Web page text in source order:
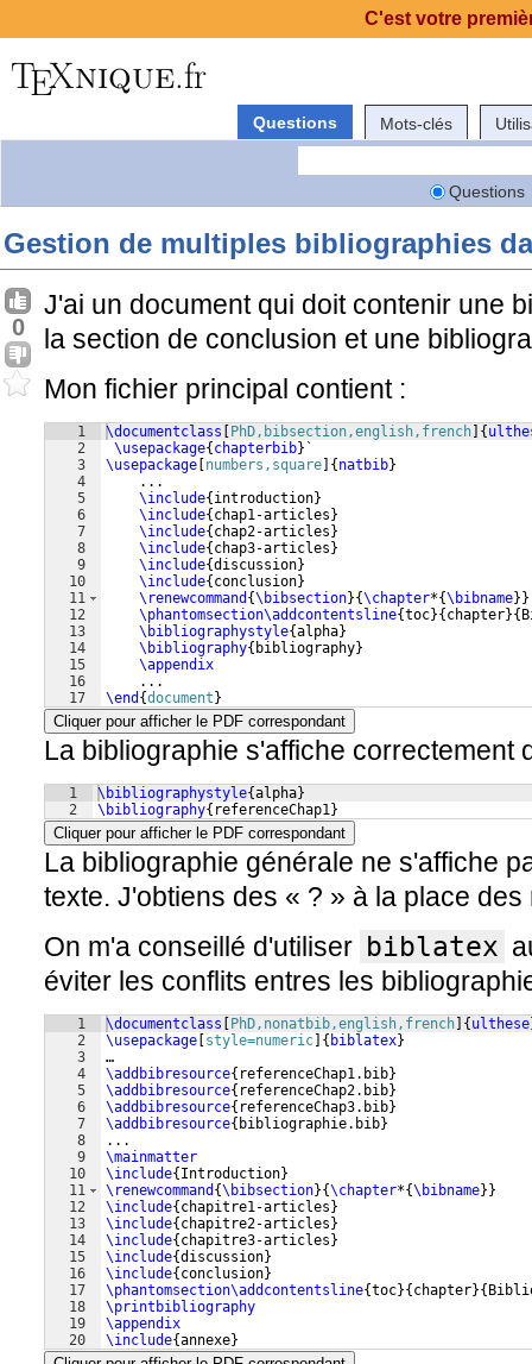
Questions Mots-clés
Questions
Gestion de multiples bibliographies
0
J'ai un document qui doit contenir une
la section de conclusion et une
Mon fichier principal contient :
1
2
3
4
5
6
7
8
9
10
11
12
13
14
15
16
17
\documentclass PhD,bibsection,english,french {
\usepackage{ chapterbib} `
\usepackage numbers,square { natbib}
    ...
\include{ introduction}
\include{ chap1-articles }
\include{ chap2-articles }
\include{ chap3-articles }
\include{discussion}
\include{ conclusion}
\renewcommand {\bibsection}{\chapter*{\bibname}}
\phantomsection\addcontentsline{toc}{ chapter}{
\bibliographystyle{alpha}
\bibliography{ bibliography}
\appendix
    ...
\end {document }
Cliquer pour afficher le PDF correspondant
La bibliographie s'affiche correctement
1
2
\bibliographystyle{alpha}
\bibliography{ referenceChap1}
Cliquer pour afficher le PDF correspondant
La bibliographie générale ne s'affiche
texte. J'obtiens des « ? » à la place
On m'a conseillé d'utiliser biblatex
éviter les conflits entres les
1
2
3
4
5
6
7
8
9
10
11
12
13
14
15
16
17
18
19
20
\documentclass PhD,nonatbib,english,french { ulthese
\usepackage style=numeric { biblatex}
…
\addbibresource{ referenceChap1.bib}
\addbibresource{ referenceChap2.bib}
\addbibresource{ referenceChap3.bib}
\addbibresource{ bibliographie.bib}
...
\mainmatter
\include{ Introduction}
\renewcommand {\bibsection}{\chapter*{\bibname}}
\include{ chapitre1-articles }
\include{ chapitre2-articles }
\include{ chapitre3-articles }
\include{discussion}
\include{ conclusion}
\phantomsection\addcontentsline{toc}{ chapter}{
\printbibliography
\appendix
\include{annexe}
C'est votre